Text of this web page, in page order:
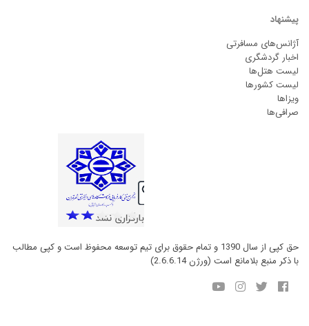
پیشنهاد
آژانس‌های مسافرتی
اخبار گردشگری
لیست هتل‌ها
لیست کشورها
ویزاها
صرافی‌ها
حق کپی از سال 1390 و تمام حقوق برای تیم توسعه محفوظ است و کپی مطالب
با ذکر منبع بلامانع است (ورژن 2.6.6.14)